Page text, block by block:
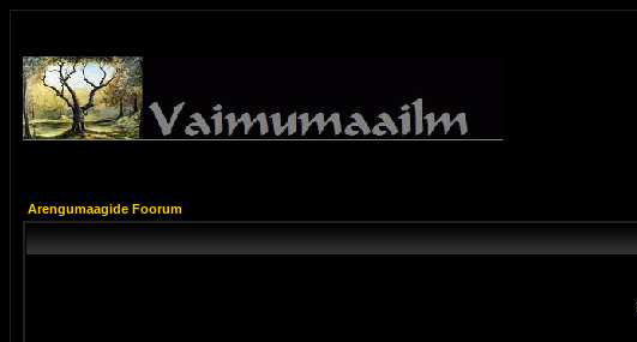
Arengumaagide Foorum